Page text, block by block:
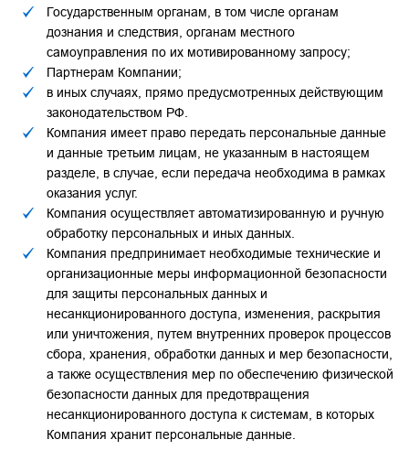
Государственным органам, в том числе органам
дознания и следствия, органам местного
самоуправления по их мотивированному запросу;
Партнерам Компании;
в иных случаях, прямо предусмотренных действующим
законодательством РФ.
Компания имеет право передать персональные данные
и данные третьим лицам, не указанным в настоящем
разделе, в случае, если передача необходима в рамках
оказания услуг.
Компания осуществляет автоматизированную и ручную
обработку персональных и иных данных.
Компания предпринимает необходимые технические и
организационные меры информационной безопасности
для защиты персональных данных и
несанкционированного доступа, изменения, раскрытия
или уничтожения, путем внутренних проверок процессов
сбора, хранения, обработки данных и мер безопасности,
а также осуществления мер по обеспечению физической
безопасности данных для предотвращения
несанкционированного доступа к системам, в которых
Компания хранит персональные данные.